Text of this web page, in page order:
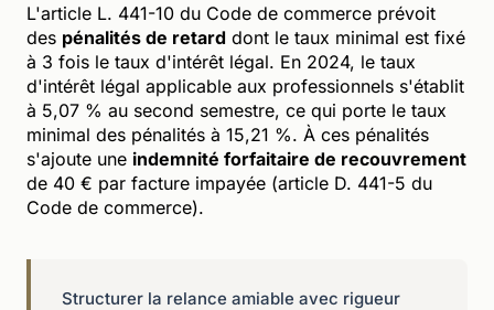
L'article L. 441-10 du Code de commerce prévoit
des pénalités de retard dont le taux minimal est fixé
à 3 fois le taux d'intérêt légal. En 2024, le taux
d'intérêt légal applicable aux professionnels s'établit
à 5,07 % au second semestre, ce qui porte le taux
minimal des pénalités à 15,21 %. À ces pénalités
s'ajoute une indemnité forfaitaire de recouvrement
de 40 € par facture impayée (article D. 441-5 du
Code de commerce).
Structurer la relance amiable avec rigueur